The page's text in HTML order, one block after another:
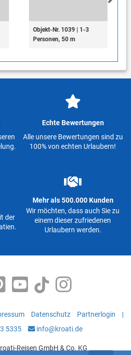
Objekt-Nr. 1039 | 1-3
Personen, 50 m
Echte Bewertungen
Alle unsere Bewertungen sind zu
100% von echten Urlaubern!
der
Mehr als 500.000 Kunden
Wir möchten, dass auch Sie zu
einem dieser zufriedenen
Urlaubern werden.
Datenschutz Partnerlogin
|
5335
info@kroati.de
Reisen GmbH & Co. KG